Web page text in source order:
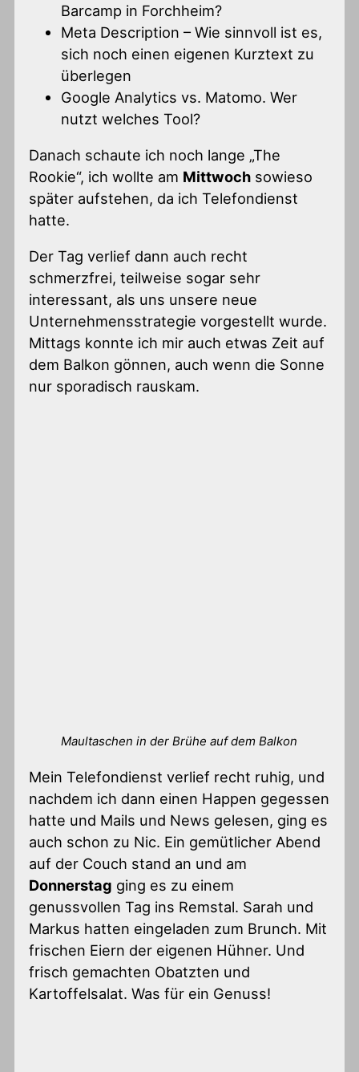
Barcamp in Forchheim?
Meta Description – Wie sinnvoll ist es,
sich noch einen eigenen Kurztext zu
überlegen
Google Analytics vs. Matomo. Wer
nutzt welches Tool?
Danach schaute ich noch lange „The
Rookie“, ich wollte am Mittwoch sowieso
später aufstehen, da ich Telefondienst
hatte.
Der Tag verlief dann auch recht
schmerzfrei, teilweise sogar sehr
interessant, als uns unsere neue
Unternehmensstrategie vorgestellt wurde.
Mittags konnte ich mir auch etwas Zeit auf
dem Balkon gönnen, auch wenn die Sonne
nur sporadisch rauskam.
Maultaschen in der Brühe auf dem Balkon
Mein Telefondienst verlief recht ruhig, und
nachdem ich dann einen Happen gegessen
hatte und Mails und News gelesen, ging es
auch schon zu Nic. Ein gemütlicher Abend
auf der Couch stand an und am
Donnerstag ging es zu einem
genussvollen Tag ins Remstal. Sarah und
Markus hatten eingeladen zum Brunch. Mit
frischen Eiern der eigenen Hühner. Und
frisch gemachten Obatzten und
Kartoffelsalat. Was für ein Genuss!